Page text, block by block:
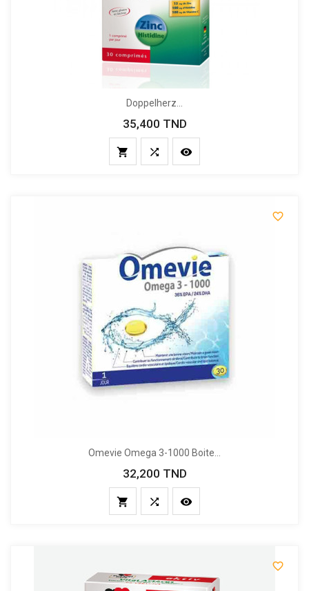
Doppelherz...
Prix
35,400 TND
  

Omevie Omega 3-1000 Boite...
Prix
32,200 TND
  
